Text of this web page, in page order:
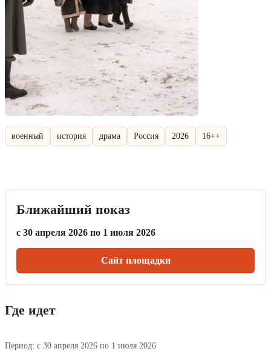
военный история драма Россия 2026 16++
Ближайший показ
с 30 апреля 2026 по 1 июля 2026
Сайт площадки
Где идет
Период: с 30 апреля 2026 по 1 июля 2026